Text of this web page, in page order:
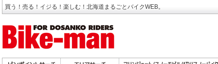
買う！売る！イジる！楽しむ！北海道まるごとバイクWEB。